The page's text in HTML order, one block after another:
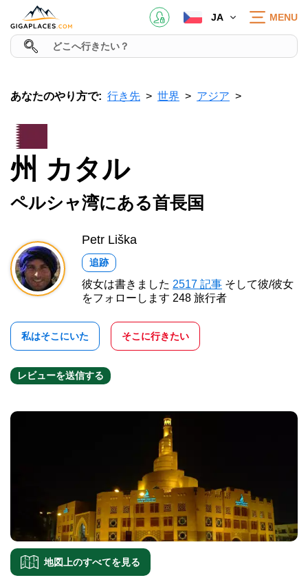
JA MENU
あなたのやり方で: 行き先 世界 アジア
州 カタル
ペルシャ湾にある首長国
Petr Liška
追跡
彼女は書きました 2517 記事 そして彼/彼女
をフォローします 248 旅行者
私はそこにいた そこに行きたい
レビューを送信する
地図上のすべてを見る